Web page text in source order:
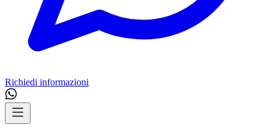
Richiedi informazioni